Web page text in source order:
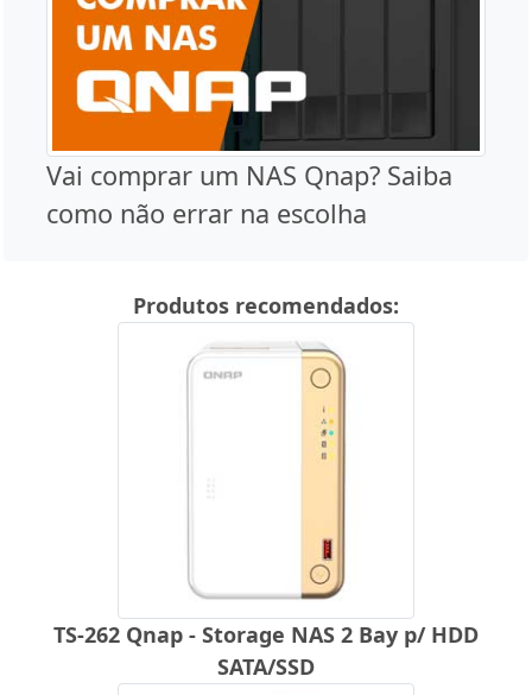
Vai comprar um NAS Qnap? Saiba
como não errar na escolha
Produtos recomendados:
TS-262 Qnap - Storage NAS 2 Bay p/ HDD
SATA/SSD